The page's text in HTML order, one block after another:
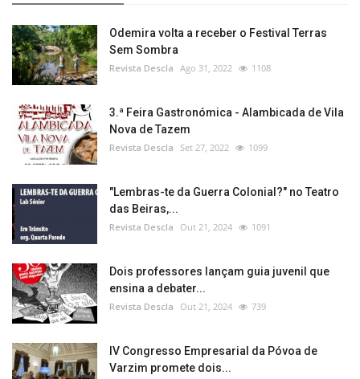
Odemira volta a receber o Festival Terras
Sem Sombra
Revista Descla Ago 31, 2022 1108
3.ª Feira Gastronómica - Alambicada de Vila
Nova de Tazem
Revista Descla Set 27, 2022 1099
"Lembras-te da Guerra Colonial?" no Teatro
das Beiras,...
Revista Descla Out 21, 2024 1091
Dois professores lançam guia juvenil que
ensina a debater...
Revista Descla Out 21, 2024 739
IV Congresso Empresarial da Póvoa de
Varzim promete dois...